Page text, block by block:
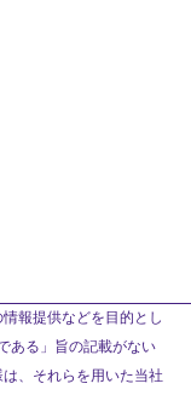
報提供などを目的とし
ある」旨の記載がない
、それらを用いた当社